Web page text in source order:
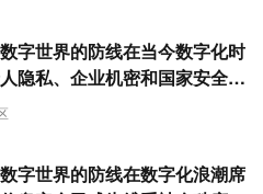
安全视角，助力个人与企业在
字世界的防线在当今数字化时
隐私、企业机密和国家安全的
的不断升级，从社交工程到先
的重要性，旨在为读者提供一
字世界的防线在数字化浪潮席